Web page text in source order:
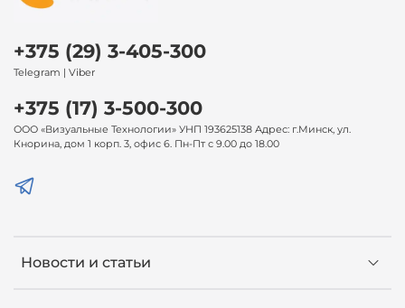
Новости и статьи
+375 (29) 3-405-300
Telegram | Viber
+375 (17) 3-500-300
ООО «Визуальные Технологии» УНП 193625138 Адрес: г.Минск, ул.
Кнорина, дом 1 корп. 3, офис 6. Пн-Пт с 9.00 до 18.00